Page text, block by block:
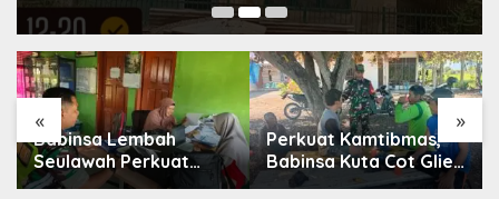
« »
Babinsa Lembah
Seulawah Perkuat
Sinergi dengan
Perkuat Kamtibmas,
Babinsa Kuta Cot Glie
Aktif Komsos Ajak